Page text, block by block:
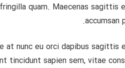
quam. Maecenas sagittis
accumsan
at nunc eu orci dapibus sagittis
tincidunt sapien sem, vitae